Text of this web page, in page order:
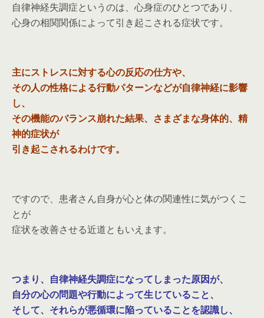
自律神経失調症というのは、心身症のひとつであり、
心身の相関関係によって引き起こされる症状です。
主にストレスに対する心の反応の仕方や、
その人の性格による行動パターンなどが自律神経に影響
し、
その機能のバランス崩れた結果、さまざまな身体的、精
神的症状が
引き起こされるわけです。
ですので、患者さん自身が心と体の関連性に気がつくこ
とが
症状を改善させる近道ともいえます。
つまり、自律神経失調症になってしまった原因が、
自分の心の問題や行動によって生じていること、
そして、それらが悪循環に陥っていることを認識し、